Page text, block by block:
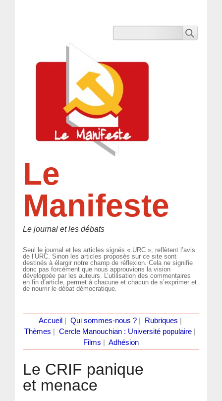
Le
Manifeste
Le journal et les débats
Seul le journal et les articles signés « URC », reflètent l’avis
de l’URC. Sinon les articles proposés sur ce site sont
destinés à élargir notre champ de réflexion. Cela ne signifie
donc pas forcément que nous approuvions la vision
développée par les auteurs. L’utilisation des commentaires
en fin d’article, permet à chacune et chacun de s’exprimer et
de nourrir le débat démocratique.
Accueil Qui sommes-nous ?| Rubriques
Thèmes
Cercle Manouchian : Université populaire
Films
Adhésion
Le CRIF panique
et menace